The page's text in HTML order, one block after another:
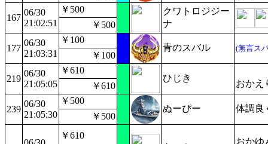
167
06/30
21:02:51
￥500
クワトロジジー
ナ
￥500
177
06/30
21:03:31
￥100
青のスバル (無言ス
￥100
219
06/30
21:05:05
￥610
ひじき
おかえ
￥610
239
06/30
21:05:30
￥500
ぬーぴー 体調良
￥500
￥610
おかゆ